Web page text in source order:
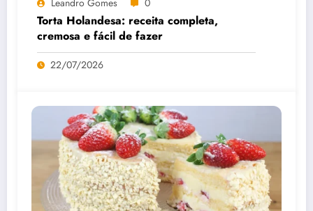
Torta Holandesa: receita completa,
cremosa e fácil de fazer
22/07/2026